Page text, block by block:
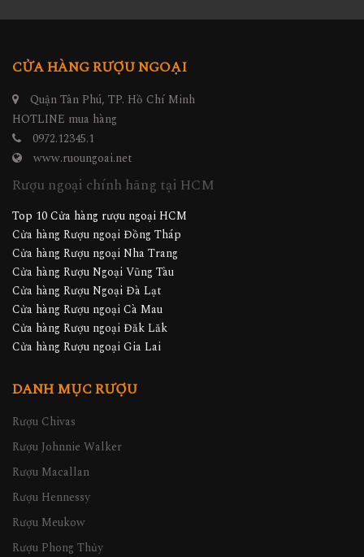
CỬA HÀNG RƯỢU NGOẠI
Quận Tân Phú, TP. Hồ Chí Minh
HOTLINE mua hàng
0972.12345.1
www.ruoungoai.net
Rượu ngoại chính hãng tại HCM
Top 10 Cửa hàng rượu ngoại HCM
Cửa hàng Rượu ngoại Đồng Tháp
Cửa hàng Rượu ngoại Nha Trang
Cửa hàng Rượu Ngoại Vũng Tàu
Cửa hàng Rượu Ngoại Đà Lạt
Cửa hàng Rượu ngoại Cà Mau
Cửa hàng Rượu ngoại Đăk Lăk
Cửa hàng Rượu ngoại Gia Lai
DANH MỤC RƯỢU
Rượu Chivas
Rượu Johnnie Walker
Rượu Macallan
Rượu Hennessy
Rượu Meukow
Rượu Phong Thủy